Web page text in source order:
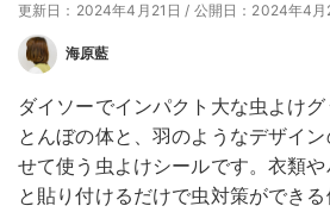
更新日：2024年4月21日 / 公開日：2024年4月
海原藍
ダイソーでインパクト大な虫よけ
とんぼの体と、羽のようなデザイ
せて使う虫よけシールです。衣類
と貼り付けるだけで虫対策ができ